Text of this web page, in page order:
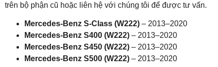
trên bộ phận cũ hoặc liên hệ với chúng tôi để được tư vấn.
Mercedes-Benz S-Class (W222) – 2013–2020
Mercedes-Benz S400 (W222) – 2013–2020
Mercedes-Benz S450 (W222) – 2013–2020
Mercedes-Benz S500 (W222) – 2013–2020